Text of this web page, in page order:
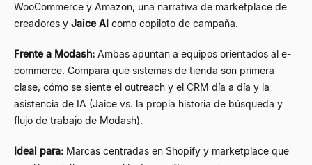
WooCommerce y Amazon, una narrativa de marketplace de
creadores y Jaice AI como copiloto de campaña.
Frente a Modash: Ambas apuntan a equipos orientados al e-
commerce. Compara qué sistemas de tienda son primera
clase, cómo se siente el outreach y el CRM día a día y la
asistencia de IA (Jaice vs. la propia historia de búsqueda y
flujo de trabajo de Modash).
Ideal para: Marcas centradas en Shopify y marketplace que